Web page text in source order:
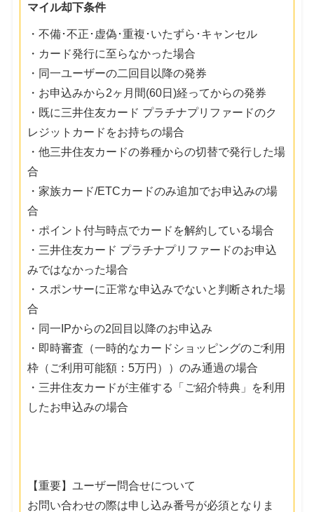
マイル却下条件
・不備･不正･虚偽･重複･いたずら･キャンセル
・カード発行に至らなかった場合
・同一ユーザーの二回目以降の発券
・お申込みから2ヶ月間(60日)経ってからの発券
・既に三井住友カード プラチナプリファードのク
レジットカードをお持ちの場合
・他三井住友カードの券種からの切替で発行した場
合
・家族カード/ETCカードのみ追加でお申込みの場
合
・ポイント付与時点でカードを解約している場合
・三井住友カード プラチナプリファードのお申込
みではなかった場合
・スポンサーに正常な申込みでないと判断された場
合
・同一IPからの2回目以降のお申込み
・即時審査（一時的なカードショッピングのご利用
枠（ご利用可能額：5万円））のみ通過の場合
・三井住友カードが主催する「ご紹介特典」を利用
したお申込みの場合
【重要】ユーザー問合せについて
お問い合わせの際は申し込み番号が必須となりま